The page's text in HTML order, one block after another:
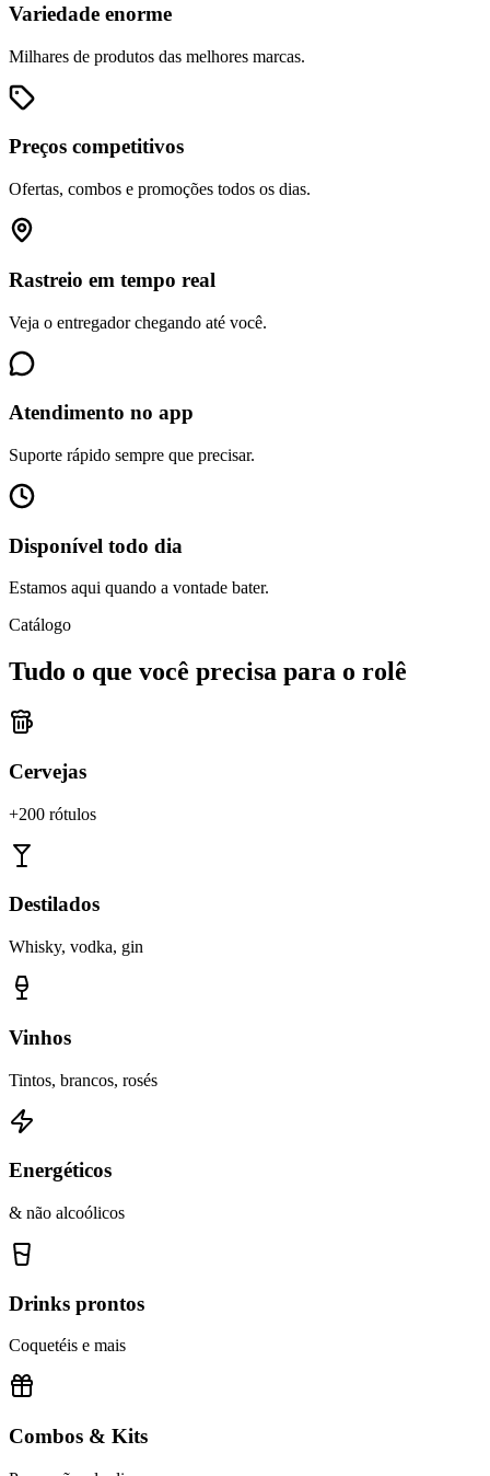
Variedade enorme
Milhares de produtos das melhores marcas.
Preços competitivos
Ofertas, combos e promoções todos os dias.
Rastreio em tempo real
Veja o entregador chegando até você.
Atendimento no app
Suporte rápido sempre que precisar.
Disponível todo dia
Estamos aqui quando a vontade bater.
Catálogo
Tudo o que você precisa para o rolê
Cervejas
+200 rótulos
Destilados
Whisky, vodka, gin
Vinhos
Tintos, brancos, rosés
Energéticos
& não alcoólicos
Drinks prontos
Coquetéis e mais
Combos & Kits